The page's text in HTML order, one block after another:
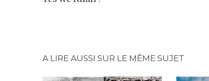
A LIRE AUSSI SUR LE MÊME SUJET